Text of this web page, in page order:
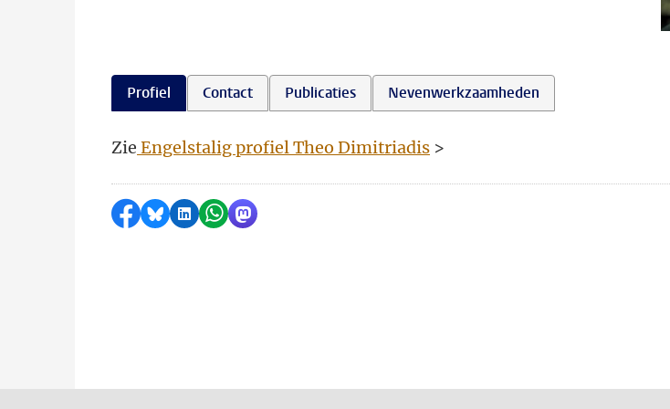
Profiel Contact Publicaties Nevenwerkzaamheden
Zie Engelstalig profiel Theo Dimitriadis >
Delen op Facebook
Delen via Bluesky
Delen op LinkedIn
Delen via WhatsApp
Delen via Mastodon